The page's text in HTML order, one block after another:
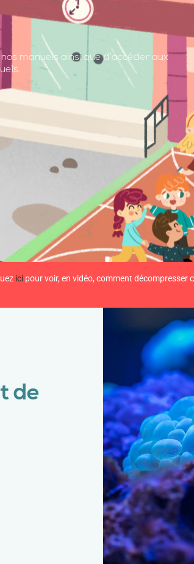
manuels ainsi que d’accéder aux
ici pour voir, en vidéo, comment décompresser
de